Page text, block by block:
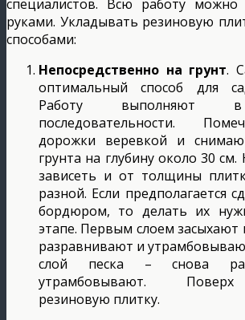
специалистов. Всю работу можно
руками. Укладывать резиновую
способами:
Непосредственно на грунт.
оптимальный способ для
Работу выполняют
последовательности.
дорожки веревкой и
грунта на глубину около 30 см.
зависеть и от толщины
разной. Если предполагается
бордюром, то делать их
этапе. Первым слоем
разравнивают и
слой песка – снова
утрамбовывают.
резиновую плитку.